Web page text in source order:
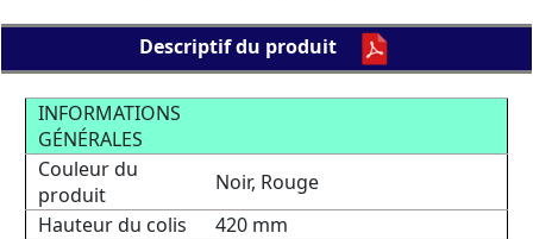
Descriptif du produit
INFORMATIONS
GÉNÉRALES
Couleur du
produit
Noir, Rouge
Hauteur du colis
420 mm